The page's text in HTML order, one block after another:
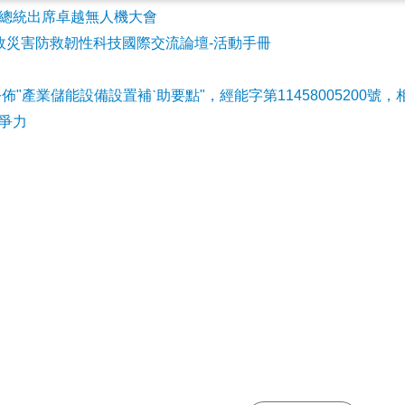
統出席卓越無人機大會
害防救韌性科技國際交流論壇-活動手冊
"產業儲能設備設置補ˋ助要點"，經能字第11458005200號，
力